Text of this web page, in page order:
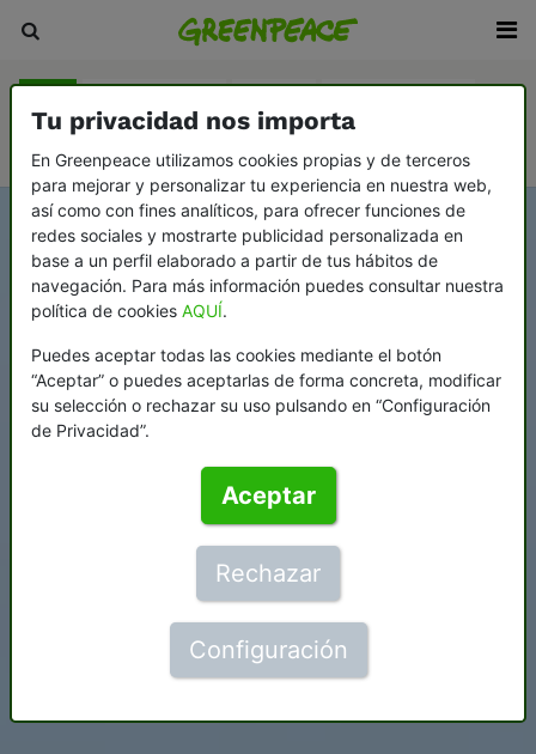
Tu privacidad nos importa
En Greenpeace utilizamos cookies propias y de terceros
para mejorar y personalizar tu experiencia en nuestra web,
así como con fines analíticos, para ofrecer funciones de
redes sociales y mostrarte publicidad personalizada en
base a un perfil elaborado a partir de tus hábitos de
navegación. Para más información puedes consultar nuestra
política de cookies AQUÍ.
Puedes aceptar todas las cookies mediante el botón
“Aceptar” o puedes aceptarlas de forma concreta, modificar
su selección o rechazar su uso pulsando en “Configuración
de Privacidad”.
Aceptar
Rechazar
Configuración